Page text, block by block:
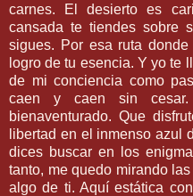
carnes. El desierto es
cansada te tiendes sobre
sigues. Por esa ruta
logro de tu esencia. Y yo te
de mi conciencia como
caen y caen sin
bienaventurado. Que
libertad en el inmenso azul
dices buscar en los
tanto, me quedo mirando
algo de ti. Aquí estática